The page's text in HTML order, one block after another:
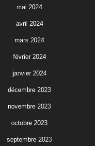
mai 2024
avril 2024
mars 2024
février 2024
janvier 2024
décembre 2023
novembre 2023
octobre 2023
septembre 2023